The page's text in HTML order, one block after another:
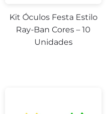
Kit Óculos Festa Estilo
Ray-Ban Cores – 10
Unidades